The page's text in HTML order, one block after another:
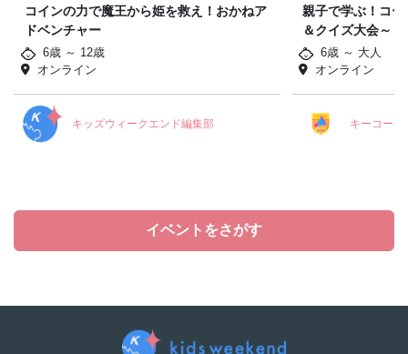
コインの力で魔王から姫を救え！おかねア
ドベンチャー
6歳 ～ 12歳
オンライン
キッズウィークエンド編集部
親子で学ぶ！コ
＆クイズ大会～
6歳 ～ 大人
オンライン
キーコーヒ
イベントをさがす